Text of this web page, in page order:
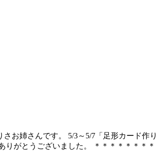
お姉さんです。 5/3～5/7「足形カード
りがとうございました。 ＊＊＊＊＊＊